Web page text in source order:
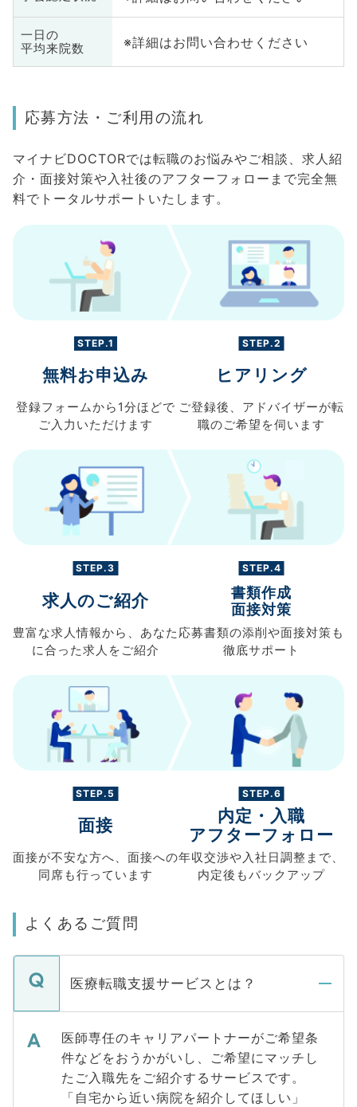
一日の
平均来院数
※詳細はお問い合わせください
応募方法・ご利用の流れ
マイナビDOCTORでは転職のお悩みやご相談、求人紹
介・面接対策や入社後のアフターフォローまで完全無
料でトータルサポートいたします。
STEP.1
無料お申込み
登録フォームから 1分ほどで
ご入力 いただけます
STEP.2
ヒアリング
ご登録後、 アドバイザーが転
職のご希望を伺います
STEP.3
求人のご紹介
豊富な求人情報から、 あなた
に合った求人を ご紹介
STEP.4
書類作成
面接対策
応募書類の添削や面接対策も
徹底サポート
STEP.5
面接
面接が不安な方へ、 面接への
同席も行っています
STEP.6
内定・入職
アフターフォロー
年収交渉や入社日調整まで、
内定後もバックアップ
よくあるご質問
医療転職支援サービスとは？
医師専任のキャリアパートナーがご希望条
件などをおうかがいし、ご希望にマッチし
たご入職先をご紹介するサービスです。
「自宅から近い病院を紹介してほしい」